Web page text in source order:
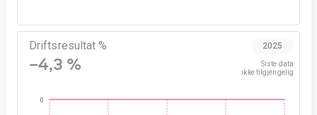
Driftsresultat %
−4,3 %
2025
Siste data
ikke tilgjengelig
0